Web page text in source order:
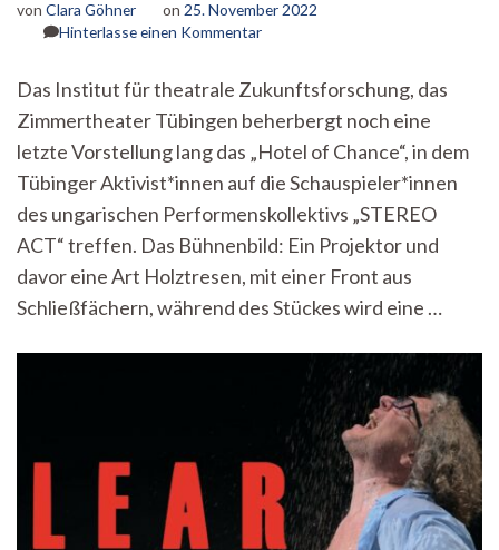
von Clara Göhner on 25. November 2022
Hinterlasse einen Kommentarzu
for
something
new
–
Herzlich
Willkommen
“Hotel
of
Chance!“
Das Institut für theatrale Zukunftsforschung, das
Zimmertheater Tübingen beherbergt noch eine
letzte Vorstellung lang das „Hotel of Chance“, in dem
Tübinger Aktivist*innen auf die Schauspieler*innen
des ungarischen Performenskollektivs „STEREO
ACT“ treffen. Das Bühnenbild: Ein Projektor und
davor eine Art Holztresen, mit einer Front aus
Schließfächern, während des Stückes wird eine …